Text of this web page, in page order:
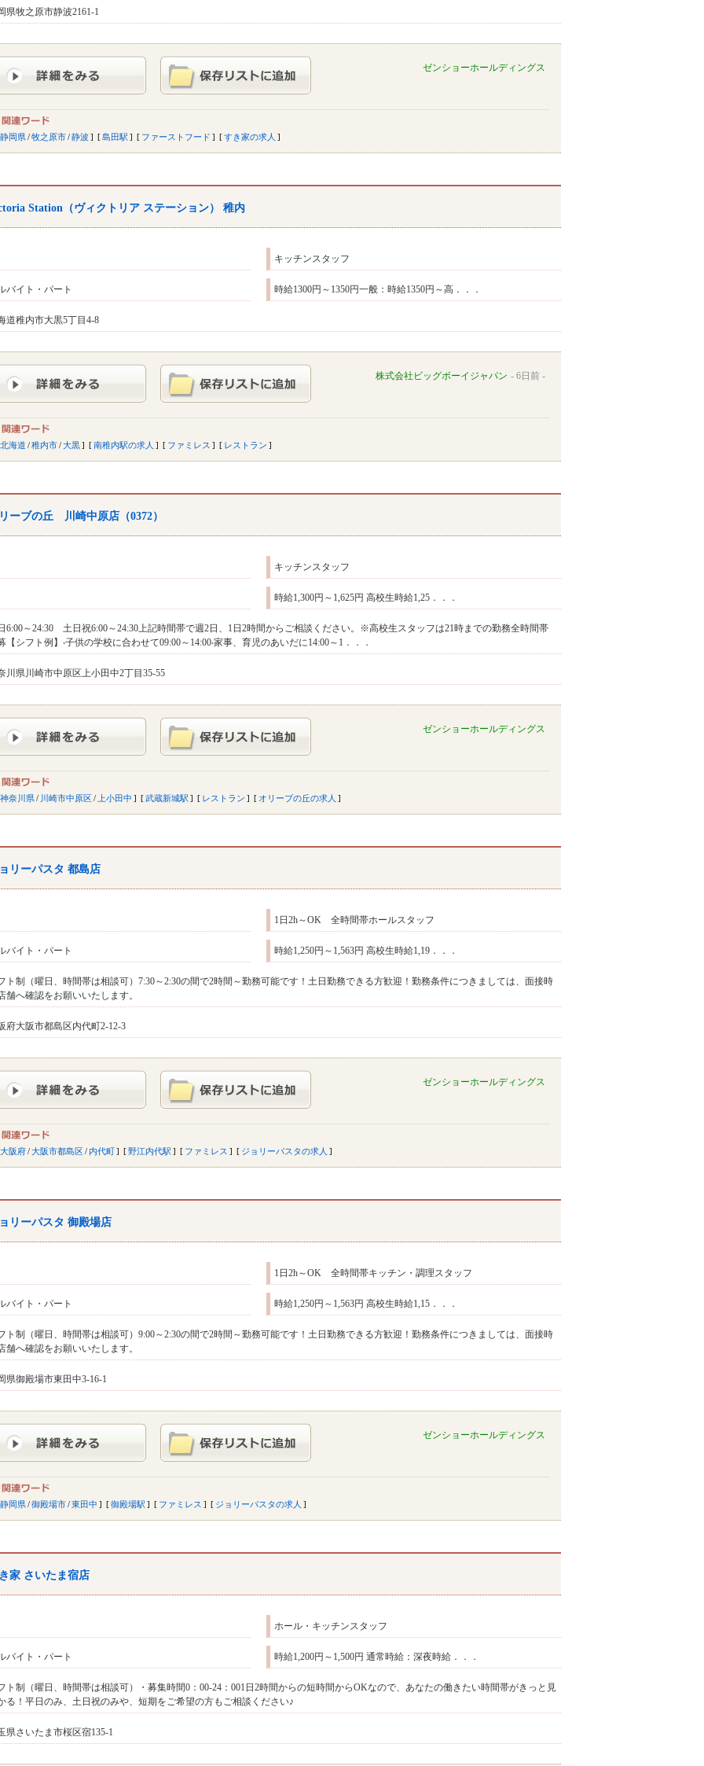
県牧之原市静波2161-1
ゼンショーホールディングス
静岡県/牧之原市/静波 島田駅 ファーストフード すき家の求人
Station（ヴィクトリア ステーション） 稚内
キッチンスタッフ
バイト・パート 時給1300円～1350円一般：時給1350円～高．．．
道稚内市大黒5丁目4-8
株式会社ビッグボーイジャパン 6日前
北海道 /稚内市/大黒 南稚内駅の求人 ファミレス レストラン
ーブの丘 川崎中原店（0372）
キッチンスタッフ
時給1,300円～1,625円 高校生時給1,25．．．
6:00～24:30 土日祝6:00～24:30上記時間帯で週2日、1日2時間からご相談ください。※高校生スタッフは21時までの勤務全時間帯
【シフト例】‧⼦供の学校に合わせて09:00～14:00‧家事、育児のあいだに14:00～1．．．
川県川崎市中原区上小田中2丁目35-55
ゼンショーホールディングス
神奈川県/ 川崎市中原区/ 上小田中 武蔵新城駅 レストラン オリーブの丘の求人
リーパスタ 都島店
1日2h～OK 全時間帯ホールスタッフ
バイト・パート 時給1,250円～1,563円 高校生時給1,19．．．
ト制（曜日、時間帯は相談可）7:30～2:30の間で2時間～勤務可能です！土日勤務できる方歓迎！勤務条件につきましては、面接時
舗へ確認をお願いいたします。
府大阪市都島区内代町2-12-3
ゼンショーホールディングス
大阪府/大阪市都島区/ 内代町 野江内代駅 ファミレス ジョリーパスタの求人
リーパスタ 御殿場店
1日2h～OK 全時間帯キッチン・調理スタッフ
バイト・パート 時給1,250円～1,563円 高校生時給1,15．．．
ト制（曜日、時間帯は相談可）9:00～2:30の間で2時間～勤務可能です！土日勤務できる方歓迎！勤務条件につきましては、面接時
舗へ確認をお願いいたします。
県御殿場市東田中3-16-1
ゼンショーホールディングス
静岡県/御殿場市/東田中 御殿場駅 ファミレス ジョリーパスタの求人
家 さいたま宿店
ホール・キッチンスタッフ
バイト・パート 時給1,200円～1,500円 通常時給：深夜時給．．．
ト制（曜日、時間帯は相談可）・募集時間0：00‐24：001日2時間からの短時間からOKなので、あなたの働きたい時間帯がきっと見
る！平日のみ、土日祝のみや、短期をご希望の方もご相談ください♪
県さいたま市桜区宿135-1